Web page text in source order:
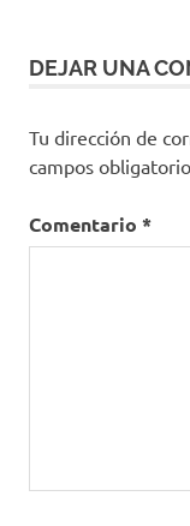
DEJAR UNA
Tu dirección de
campos
Comentario *